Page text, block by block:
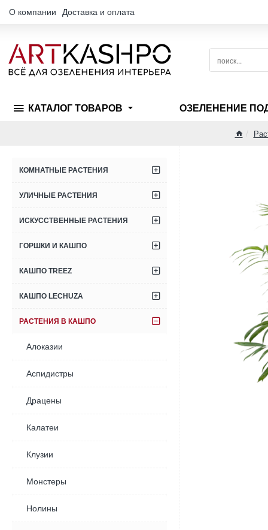
О компании Доставка и оплата
поиск...
КАТАЛОГ ТОВАРОВ ОЗЕЛЕНЕНИЕ
КОМНАТНЫЕ РАСТЕНИЯ
УЛИЧНЫЕ РАСТЕНИЯ
ИСКУССТВЕННЫЕ РАСТЕНИЯ
ГОРШКИ И КАШПО
КАШПО TREEZ
КАШПО LECHUZA
РАСТЕНИЯ В КАШПО
Алоказии
Аспидистры
Драцены
Калатеи
Клузии
Монстеры
Нолины